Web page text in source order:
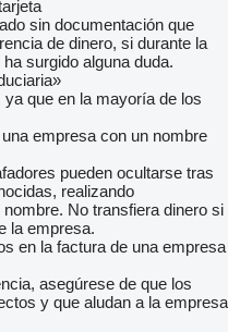
sin documentación que
de dinero, si durante la
surgido alguna duda.
que en la mayoría de los
empresa con un nombre
pueden ocultarse tras
realizando
No transfiera dinero si
la empresa.
en la factura de una empresa
asegúrese de que los
y que aludan a la empresa